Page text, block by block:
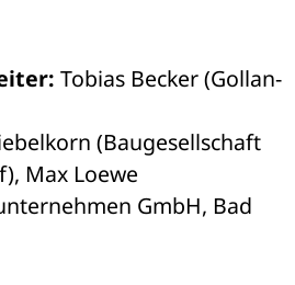
Tobias Becker (Gollan-
(Baugesellschaft
Max Loewe
GmbH, Bad